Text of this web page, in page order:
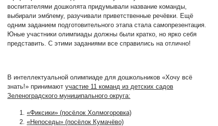
воспитателями дошколята придумывали название команды,
выбирали эмблему, разучивали приветственные речёвки. Ещё
одним заданием подготовительного этапа стала самопрезентация.
Юные участники олимпиады должны были кратко, но ярко себя
представить. С этими заданиями все справились на отлично!
В интеллектуальной олимпиаде для дошкольников «Хочу всё
знать!» принимают участие 11 команд из детских садов
Зеленоградского муниципального округа:
«Фиксики» (посёлок Холмогоровка)
«Непоседы» (посёлок Кумачёво)